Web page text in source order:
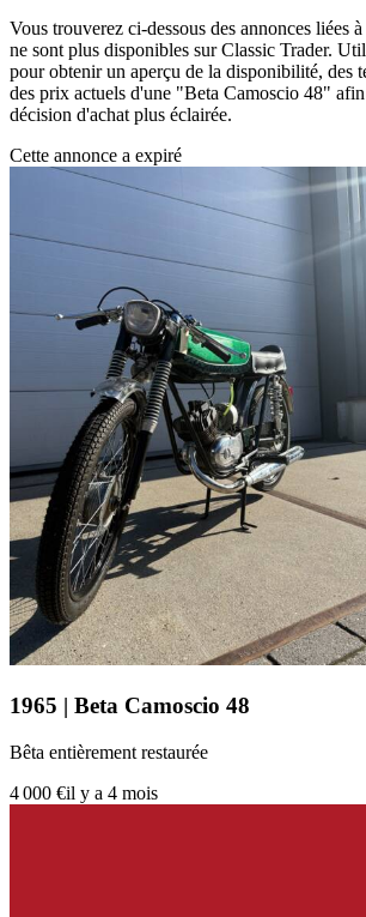
Vous trouverez ci-dessous des annonces liées
ne sont plus disponibles sur Classic Trader.
pour obtenir un aperçu de la disponibilité, des
des prix actuels d'une "Beta Camoscio 48"
décision d'achat plus éclairée.
Cette annonce a expiré
1965 | Beta Camoscio 48
Bêta entièrement restaurée
4 000 €il y a 4 mois